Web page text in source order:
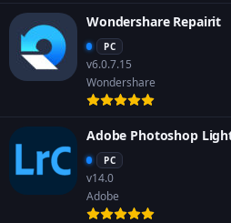
Wondershare Repairit
PC
v6.0.7.15
Wondershare
Adobe Photoshop
PC
v14.0
Adobe